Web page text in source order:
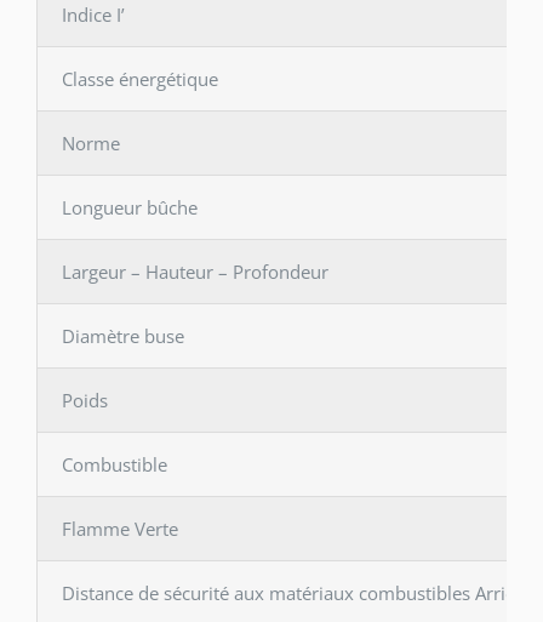
Indice I’
Classe énergétique
Norme
Longueur bûche
Largeur – Hauteur – Profondeur
Diamètre buse
Poids
Combustible
Flamme Verte
Distance de sécurité aux matériaux combustibles Arrière